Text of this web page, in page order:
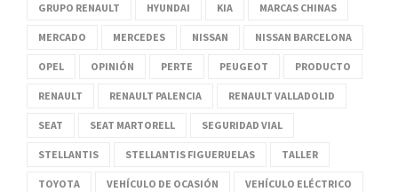
GRUPO RENAULT HYUNDAI KIA MARCAS CHINAS
MERCADO MERCEDES NISSAN NISSAN BARCELONA
OPEL OPINIÓN PERTE PEUGEOT PRODUCTO
RENAULT RENAULT PALENCIA RENAULT VALLADOLID
SEAT SEAT MARTORELL SEGURIDAD VIAL
STELLANTIS STELLANTIS FIGUERUELAS TALLER
TOYOTA VEHÍCULO DE OCASIÓN VEHÍCULO ELÉCTRICO